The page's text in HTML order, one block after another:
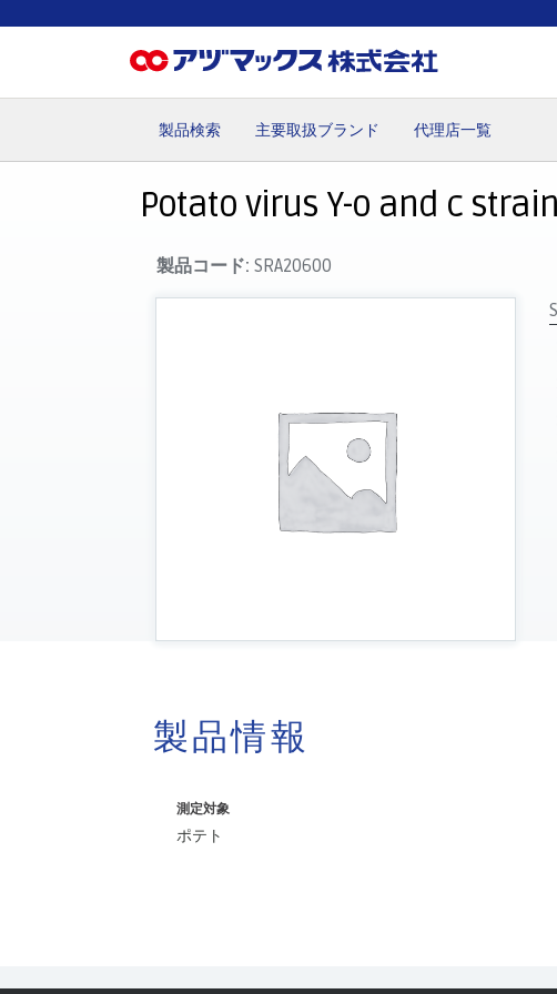
製品検索 主要取扱ブランド 代理店一覧
Potato virus Y-o and c
製品コード:SRA20600
製品情報
測定対象
ポテト